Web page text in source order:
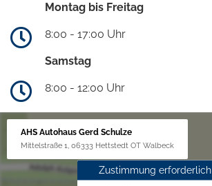
Montag bis Freitag
8:00 - 17:00 Uhr
Samstag
8:00 - 12:00 Uhr
AHS Autohaus Gerd Schulze
Mittelstraße 1, 06333 Hettstedt OT Walbeck
Zustimmung erforderlich